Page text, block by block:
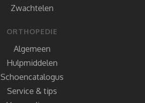
Zwachtelen
ORTHOPEDIE
Algemeen
Hulpmiddelen
Schoencatalogus
Service & tips